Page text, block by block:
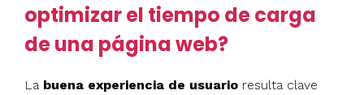
optimizar el tiempo de carga
de una página web?
La buena experiencia de usuario resulta clave